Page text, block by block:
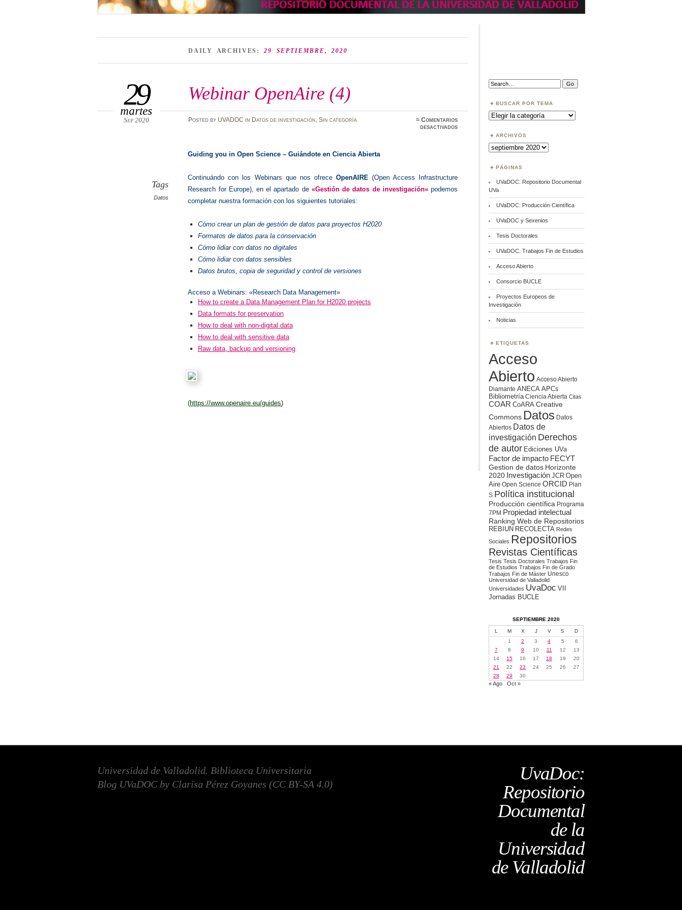
DAILY ARCHIVES:29 SEPTIEMBRE, 2020
Webinar OpenAire (4)
29
martes
Sep 2020 Posted by UVADOC in Datos de investigación, Sin categoría ≈Comentarios
desactivadosen
Tags
Datos
Guiding you in Open Science –Guiándote en Ciencia Abierta
Continuándo con los Webinars que nos ofreceOpenAIRE (Open Access Infrastructure
Research for Europe), en el apartado de«Gestión de datos de investigación«podemos
completar nuestra formación con los siguientes tutoriales:
Cómo crear un plan de gestión de datos para proyectos H2020
Formatos de datos para la conservación
Cómo lidiar con datos no digitales
Cómo lidiar con datos sensibles
Datos brutos, copia de seguridad y control de versiones
Acceso a Webinars: «Research Data Management»
How to create a Data Management Plan for H2020 projects
Data formats for preservation
How to deal with non-digital data
How to deal with sensitive data
Raw data, backup and versioning
(https://www.openaire.eu/guides)
Search:
BUSCAR POR TEMA
Buscar
por
ARCHIVOS
Archivos
PÁGINAS
UVaDOC: Repositorio Documental
UVa
UVaDOC: Producción Científica
UVaDOC y Sexenios
Tesis Doctorales
UVaDOC: Trabajos Fin de Estudios
Acceso Abierto
Consorcio BUCLE
Proyectos Europeos de
Investigación
Noticias
ETIQUETAS
Acceso
Abierto Acceso Abierto
Diamante ANECA APCs
Bibliometría Ciencia Abierta Citas
COAR CoARA Creative
Commons Datos Datos
Abiertos Datos de
investigación Derechos
de autor Ediciones UVa
Factor de impacto FECYT
Gestion de datos Horizonte
2020 Investigación JCR Open
Aire Open Science ORCID Plan
S Política institucional
Producción científica Programa
7PM Propiedad intelectual
Ranking Web de Repositorios
REBIUN RECOLECTA Redes
Sociales Repositorios
Revistas Científicas
Tesis Tesis Doctorales Trabajos Fin
de Estudios Trabajos Fin de Grado
Trabajos Fin de Máster Unesco
Universidad de Valladolid
Universidades UvaDoc VII
Jornadas BUCLE
SEPTIEMBRE 2020
L M X J V S
D
1
2 3 4 5
6
7
8 9 10 11 12
13
14
15 16 17 18 19
20
21
22 23 24 25 26
27
28
29 30
« Ago Oct »
UvaDoc:
Repositorio
Documental
de la
Universidad
de Valladolid
Universidad de Valladolid. Biblioteca Universitaria
Blog UVaDOC by Clarisa Pérez Goyanes (CC BY-SA 4.0)